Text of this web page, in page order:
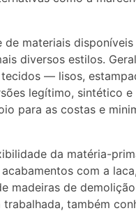
materiais disponíveis
diversos estilos.
— lisos,
legítimo, sintético
para as costas e
da matéria-
com a
madeiras de
também